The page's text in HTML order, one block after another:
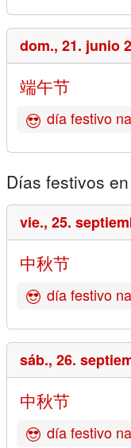
dom., 21. junio
端午节
día festivo
Días festivos
vie., 25.
中秋节
día festivo
sáb., 26.
中秋节
día festivo